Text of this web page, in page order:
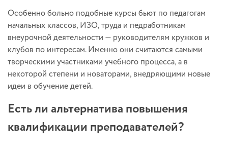
Особенно больно подобные курсы бьют по педагогам
начальных классов, ИЗО, труда и педработникам
внеурочной деятельности — руководителям кружков и
клубов по интересам. Именно они считаются самыми
творческими участниками учебного процесса, а в
некоторой степени и новаторами, внедряющими новые
идеи в обучение детей.
Есть ли альтернатива повышения
квалификации преподавателей?